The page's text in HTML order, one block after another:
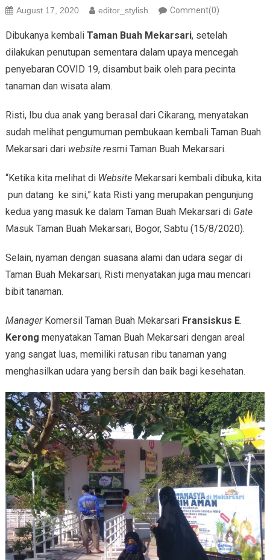
August 17, 2020 editor_stylish Comment(0)
Dibukanya kembali Taman Buah Mekarsari, setelah
dilakukan penutupan sementara dalam upaya mencegah
penyebaran COVID 19, disambut baik oleh para pecinta
tanaman dan wisata alam.
Risti, Ibu dua anak yang berasal dari Cikarang, menyatakan
sudah melihat pengumuman pembukaan kembali Taman Buah
Mekarsari dari website resmi Taman Buah Mekarsari.
“Ketika kita melihat di WebsiteMekarsari kembali dibuka, kita
pun datang ke sini,” kata Risti yang merupakan pengunjung
kedua yang masuk ke dalam Taman Buah Mekarsari di Gate
Masuk Taman Buah Mekarsari, Bogor, Sabtu (15/8/2020).
Selain, nyaman dengan suasana alami dan udara segar di
Taman Buah Mekarsari, Risti menyatakan juga mau mencari
bibit tanaman.
Manager Komersil Taman Buah Mekarsari Fransiskus E.
Kerong menyatakan Taman Buah Mekarsari dengan areal
yang sangat luas, memiliki ratusan ribu tanaman yang
menghasilkan udara yang bersih dan baik bagi kesehatan.